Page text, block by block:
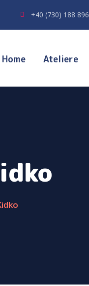
+40 (730) 188 896
Home Ateliere